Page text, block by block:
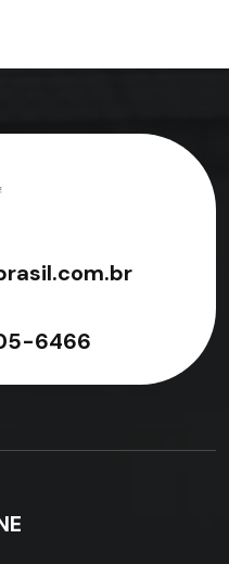
6466